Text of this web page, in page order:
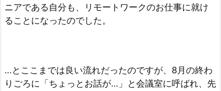
ニアである自分も、リモートワークのお仕事に就け
ることになったのでした。
…とここまでは良い流れだったのですが、8月の終わ
りごろに「ちょっとお話が…」と会議室に呼ばれ、先